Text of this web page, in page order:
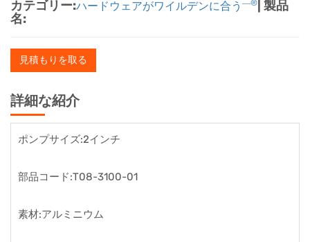
カテゴリー:ハードウェアがワイルデンに合う ―®
| 製品
名:
見積もりを取る
詳細な紹介
ポンプサイズ:2インチ
部品コード:T08-3100-01
素材:アルミニウム